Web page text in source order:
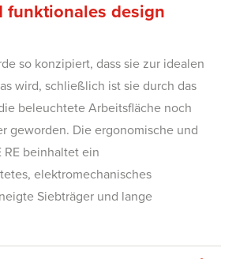
funktionales design
so konzipiert, dass sie zur idealen
wird, schließlich ist sie durch das
beleuchtete Arbeitsfläche noch
geworden. Die ergonomische und
RE beinhaltet ein
elektromechanisches
Siebträger und lange